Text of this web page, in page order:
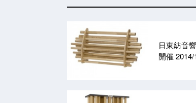
日東紡音
開催